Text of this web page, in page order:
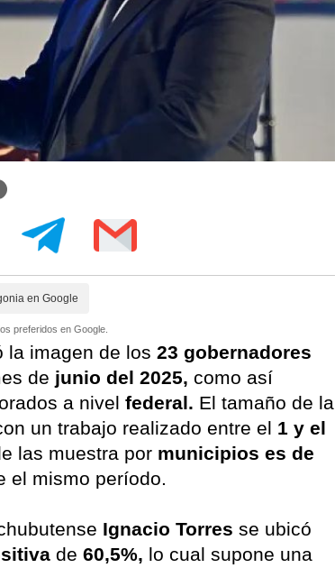
en Google
preferidos en Google.
la imagen de los 23 gobernadores
de junio del 2025, como así
a nivel federal. El tamaño de la
un trabajo realizado entre el 1 y el
las muestra por municipios es de
el mismo período.
Ignacio Torres se ubicó
de 60,5%, lo cual supone una